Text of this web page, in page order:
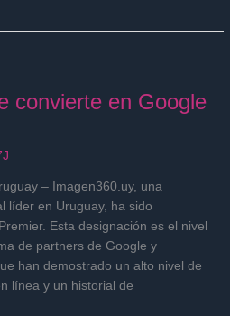
convierte en Google
– Imagen360.uy, una
líder en Uruguay, ha sido
Esta designación es el nivel
de partners de Google y
han demostrado un alto nivel de
línea y un historial de